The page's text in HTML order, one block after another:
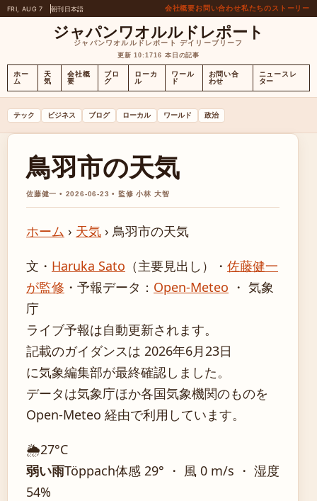
FRI, AUG 7 朝刊日本語 会社概要お問い合わせ私たちのストーリー
ジャパンワオルルドレポート
ジャパンワオルルドレポート デイリーブリーフ
更新 10:1716 本日の記事
ホー
ム
天
気
会社概
要
ブロ
グ
ローカ
ル
ワール
ド
お問い合
わせ
ニュースレ
ター
テック ビジネス ブログ ローカル ワールド 政治
鳥羽市の天気
佐藤健一 • 2026-06-23 • 監修 小林 大智
ホーム › 天気 › 鳥羽市の天気
文・ Haruka Sato （主要見出し） ・ 佐藤健一
が監修 ・ 予報データ： Open-Meteo ・ 気象
庁
ライブ予報は自動更新されます。
記載のガイダンスは 2026年6月23日
に気象編集部が最終確認しました。
データは気象庁ほか各国気象機関のものを
Open-Meteo 経由で利用しています。
🌦️27°C
弱い雨Töppach体感 29° ・ 風 0 m/s ・ 湿度
54%